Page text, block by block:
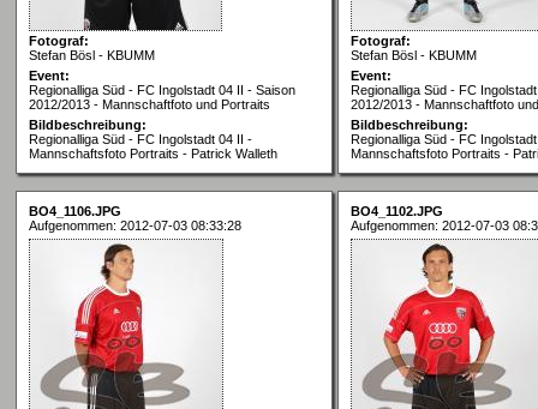
Fotograf:
Stefan Bösl - KBUMM
Event:
Regionalliga Süd - FC Ingolstadt 04 II - Saison
2012/2013 - Mannschaftfoto und Portraits
Bildbeschreibung:
Regionalliga Süd - FC Ingolstadt 04 II -
Mannschaftsfoto Portraits - Patrick Walleth
Fotograf:
Stefan Bösl - KBUMM
Event:
Regionalliga Süd - FC
2012/2013 - Mannschaftfoto
Bildbeschreibung:
Regionalliga Süd - FC
Mannschaftsfoto Portraits -
BO4_1106.JPG
Aufgenommen: 2012-07-03 08:33:28
BO4_1102.JPG
Aufgenommen: 2012-07-03